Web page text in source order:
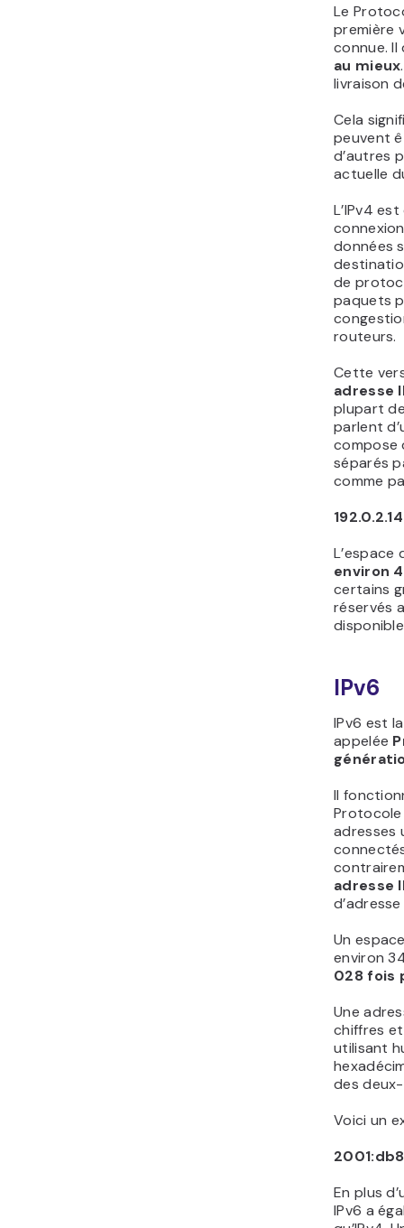
Le
première
connue.
au mieux
livraison
Cela
peuvent
d’autres
actuelle
L’IPv4
données
de
paquets
routeurs.
Cette
adresse
plupart
parlent
compose
séparés
comme
L’espace
environ
certains
réservés
IPv6
IPv6 est
appelée
Il
adresses
adresse
Un
environ
028 fois
Une
chiffres
utilisant
des
Voici un
En plus
IPv6 a